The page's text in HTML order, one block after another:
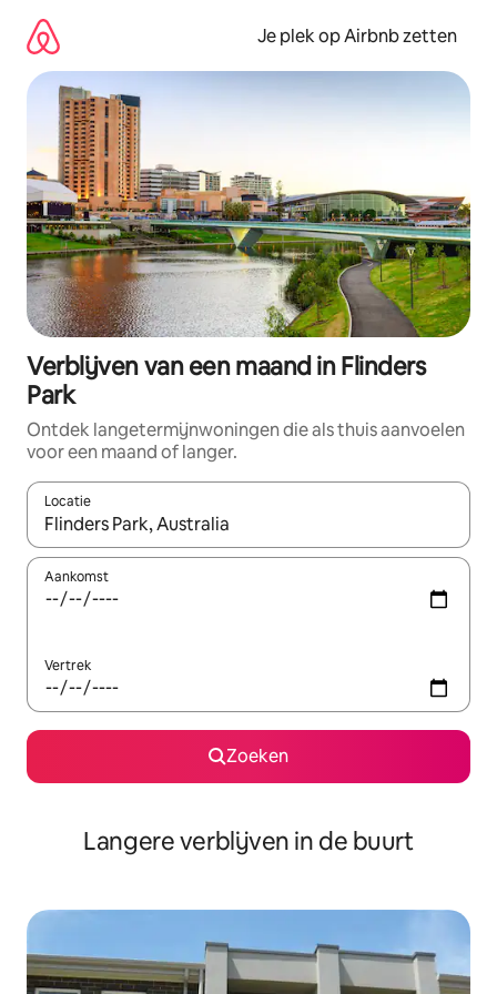
direct
naar
inhoud
Je plek op Airbnb zetten
Verblijven van een maand in Flinders
Park
Ontdek langetermijnwoningen die als thuis aanvoelen
voor een maand of langer.
Locatie
Wanneer er resultaten beschikbaar zijn, maak je een keuze
Aankomst
Vertrek
Zoeken
Langere verblijven in de buurt